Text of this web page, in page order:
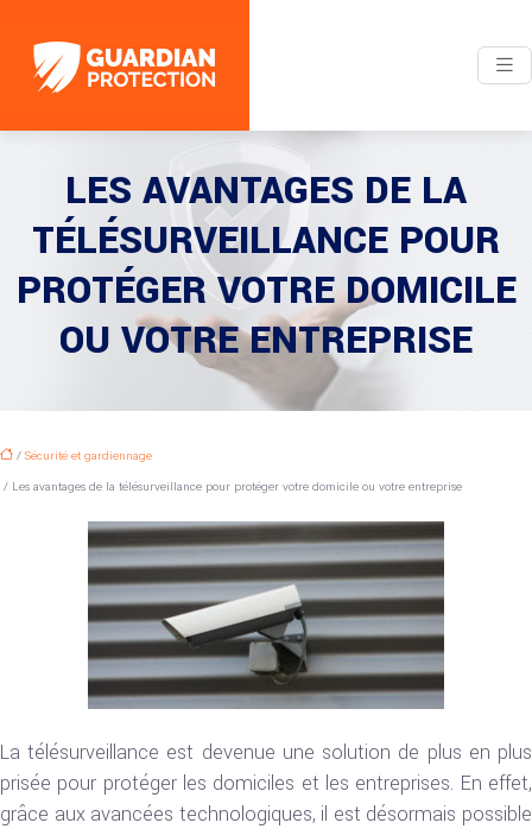
LES AVANTAGES DE LA
TÉLÉSURVEILLANCE POUR
PROTÉGER VOTRE DOMICILE
OU VOTRE ENTREPRISE
/ Sécurité et gardiennage
/ Les avantages de la télésurveillance pour protéger votre domicile ou votre entreprise
La télésurveillance est devenue une solution de plus en plus
prisée pour protéger les domiciles et les entreprises. En effet,
grâce aux avancées technologiques, il est désormais possible